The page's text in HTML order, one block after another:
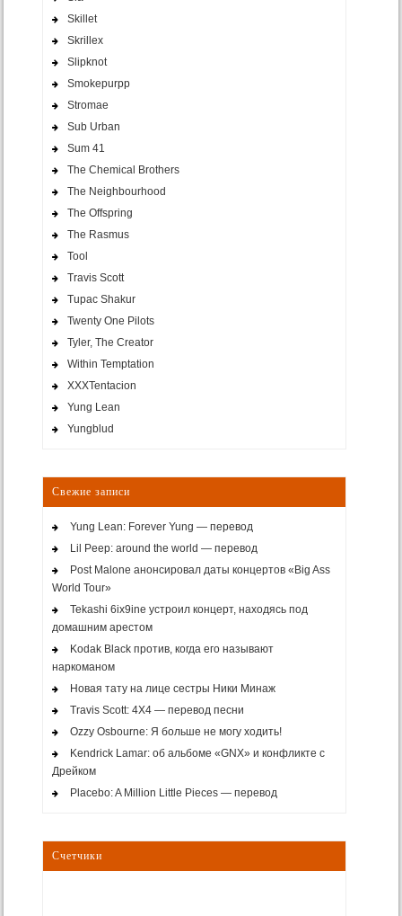
Skillet
Skrillex
Slipknot
Smokepurpp
Stromae
Sub Urban
Sum 41
The Chemical Brothers
The Neighbourhood
The Offspring
The Rasmus
Tool
Travis Scott
Tupac Shakur
Twenty One Pilots
Tyler, The Creator
Within Temptation
XXXTentacion
Yung Lean
Yungblud
Свежие записи
Yung Lean: Forever Yung — перевод
Lil Peep: around the world — перевод
Post Malone анонсировал даты концертов «Big Ass
World Tour»
Tekashi 6ix9ine устроил концерт, находясь под
домашним арестом
Kodak Black против, когда его называют
наркоманом
Новая тату на лице сестры Ники Минаж
Travis Scott: 4X4 — перевод песни
Ozzy Osbourne: Я больше не могу ходить!
Kendrick Lamar: об альбоме «GNX» и конфликте с
Дрейком
Placebo: A Million Little Pieces — перевод
Счетчики